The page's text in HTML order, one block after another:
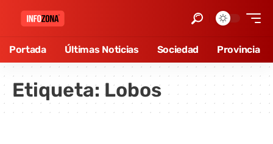
Portada Últimas Noticias Sociedad Provincia
Etiqueta: Lobos